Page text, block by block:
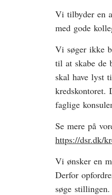
Vi tilbyder en
med gode
Vi søger ikke
til at skabe de
skal have lyst
kredskontoret.
faglige
Se mere på
https://dsr.dk/
Vi ønsker en
Derfor
søge stillingen.